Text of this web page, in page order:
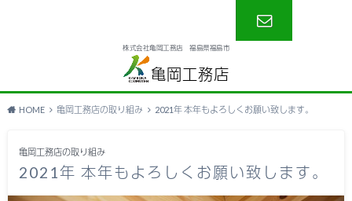
株式会社亀岡工務店 福島県福島市
亀岡工務店
せ
HOME 亀岡工務店の取り組み 2021年 本年もよろしくお願い致します。
亀岡工務店の取り組み
2021年 本年もよろしくお願い致します。